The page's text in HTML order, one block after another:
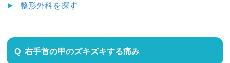
整形外科を探す
右手首の甲のズキズキする痛み